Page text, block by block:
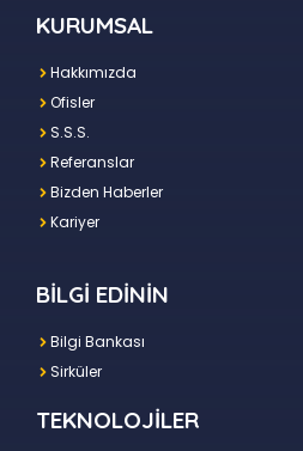
KURUMSAL
Hakkımızda
Ofisler
S.S.S.
Referanslar
Bizden Haberler
Kariyer
BİLGİ EDİNİN
Bilgi Bankası
Sirküler
TEKNOLOJİLER